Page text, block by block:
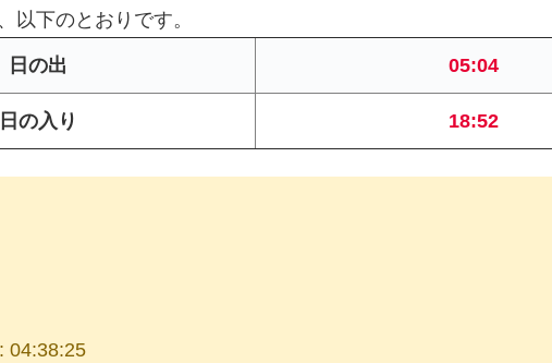
以下のとおりです。
日の出 05:04
日の入り 18:52
04:38:25